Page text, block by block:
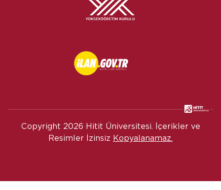
Copyright 2026 Hitit Üniversitesi. İçerikler ve
Resimler İzinsiz Kopyalanamaz.